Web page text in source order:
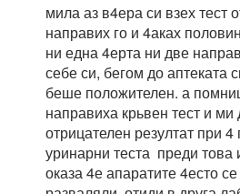
мила аз в4ера си взех тест
направих го и 4аках
ни една 4ерта ни две
себе си, бегом до аптеката
беше положителен. а
направиха крьвен тест и ми
отрицателен резултат при
уринарни теста преди това
оказа 4е апаратите 4есто